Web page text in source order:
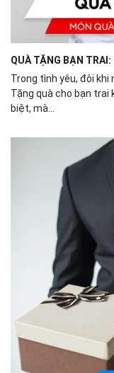
QUÀ TẶNG BẠN TRAI:
Trong tình yêu, đôi khi
Tặng quà cho bạn trai
biệt, mà...